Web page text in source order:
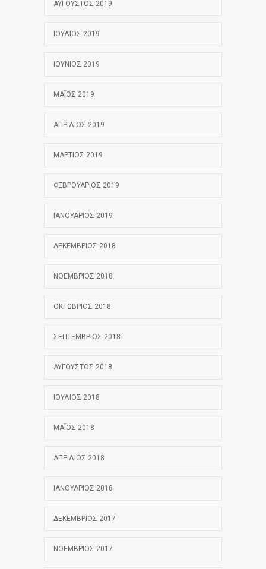
ΑΎΓΟΥΣΤΟΣ 2019
ΙΟΎΛΙΟΣ 2019
ΙΟΎΝΙΟΣ 2019
ΜΆΙΟΣ 2019
ΑΠΡΊΛΙΟΣ 2019
ΜΆΡΤΙΟΣ 2019
ΦΕΒΡΟΥΆΡΙΟΣ 2019
ΙΑΝΟΥΆΡΙΟΣ 2019
ΔΕΚΈΜΒΡΙΟΣ 2018
ΝΟΈΜΒΡΙΟΣ 2018
ΟΚΤΏΒΡΙΟΣ 2018
ΣΕΠΤΈΜΒΡΙΟΣ 2018
ΑΎΓΟΥΣΤΟΣ 2018
ΙΟΎΛΙΟΣ 2018
ΜΆΙΟΣ 2018
ΑΠΡΊΛΙΟΣ 2018
ΙΑΝΟΥΆΡΙΟΣ 2018
ΔΕΚΈΜΒΡΙΟΣ 2017
ΝΟΈΜΒΡΙΟΣ 2017